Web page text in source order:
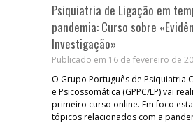
Psiquiatria de Ligação em
pandemia: Curso sobre
Investigação»
Publicado em 16 de fevereiro de
O Grupo Português de Psiquiatria
e Psicossomática (GPPC/LP) vai
primeiro curso online. Em foco
tópicos relacionados com a